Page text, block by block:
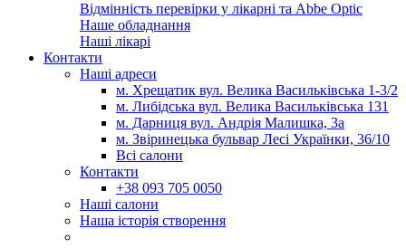
Відмінність перевірки у лікарні та Abbe Optic
Наше обладнання
Наші лікарі
Контакти
Наші адреси
м. Хрещатик вул. Велика Васильківська 1-3/2
м. Либідська вул. Велика Васильківська 131
м. Дарниця вул. Андрія Малишка, 3а
м. Звіринецька бульвар Лесі Українки, 36/10
Всі салони
Контакти
+38 093 705 0050
Наші салони
Наша історія створення